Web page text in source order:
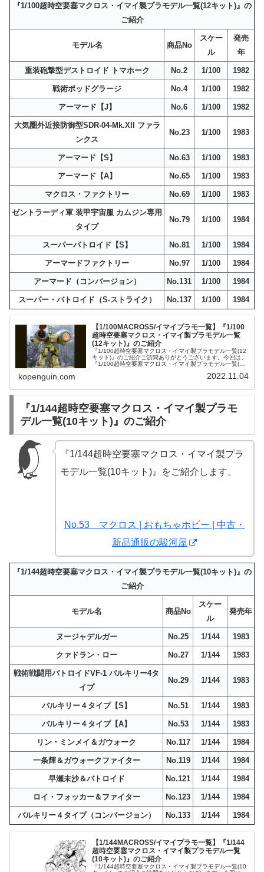
『1/100超時空要塞マクロス・イマイ製プラモデル一覧(12キット)』の
ご紹介
モデル名 商品No
スケー
ル
発売
年
重装砲撃型デストロイド トマホーク No.2 1/100 1982
戦術ポッドグラージ No.4 1/100 1982
アーマード【J】 No.6 1/100 1982
大気圏外近接防御型SDR-04-Mk.XII ファラ
ンクス
No.23 1/100 1983
アーマード【S】 No.63 1/100 1983
アーマード【A】 No.65 1/100 1983
マクロス・ファクトリー No.69 1/100 1983
ゼントラーディ軍 装甲宇宙服 カムジン専用
タイプ
No.79 1/100 1984
スーパーバトロイド【S】 No.81 1/100 1984
アーマードファクトリー No.97 1/100 1984
アーマード（コンバージョン） No.131 1/100 1984
スーパー・バトロイド（S-ストライク） No.137 1/100 1984
【1/100MACROSS/イマイプラモ一覧】『1/100
超時空要塞マクロス・イマイ製プラモデル一覧
(12キット)』のご紹介
『1/100超時空要塞マクロス・イマイ製プラモデル一覧(12
キット)』のご紹介ご訪問ありがとうございます。今回は、
『1/100超時空要塞マクロス・イマイ製プラモデル一覧(12
kopenguin.com 2022.11.04
『1/144超時空要塞マクロス・イマイ製プラモ
デル一覧(10キット)』のご紹介
『1/144超時空要塞マクロス・イマイ製プラ
モデル一覧(10キット)』をご紹介します。
No.53 マクロス | おもちゃホビー | 中古・
新品通販の駿河屋
『1/144超時空要塞マクロス・イマイ製プラモデル一覧(10キット)』の
ご紹介
モデル名 商品No
スケー
ル
発売年
ヌージャデルガー No.25 1/144 1983
クァドラン・ロー No.27 1/144 1983
戦術戦闘用バトロイドVF-1 バルキリー4タ
イプ
No.29 1/144 1983
バルキリー４タイプ【S】 No.51 1/144 1983
バルキリー４タイプ【A】 No.53 1/144 1983
リン・ミンメイ＆ガウォーク No.117 1/144 1984
一条輝＆ガウォークファイター No.119 1/144 1984
早瀬未沙＆バトロイド No.121 1/144 1984
ロイ・フォッカー＆ファイター No.123 1/144 1984
バルキリー４タイプ（コンバージョン） No.133 1/144 1984
【1/144MACROSS/イマイプラモ一覧】『1/144
超時空要塞マクロス・イマイ製プラモデル一覧
(10キット)』のご紹介
『1/144超時空要塞マクロス・イマイ製プラモデル一覧(10